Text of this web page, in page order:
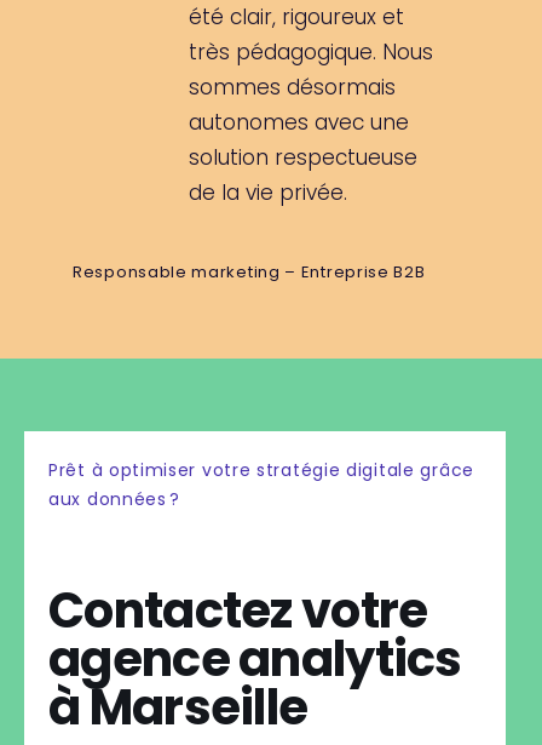
été clair, rigoureux et
très pédagogique. Nous
sommes désormais
autonomes avec une
solution respectueuse
de la vie privée.
Responsable marketing – Entreprise B2B
Prêt à optimiser votre stratégie digitale grâce
aux données ?
Contactez votre
agence analytics
à Marseille